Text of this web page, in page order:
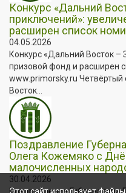
Конкурс «Дальний
приключений»:
расширен список
04.05.2026
Конкурс «Дальний Восток
призовой фонд и расширен
www.primorsky.ru Четвёртый
Восток...
Поздравление
Олега Кожемяко с
малочисленных
30.04.2026